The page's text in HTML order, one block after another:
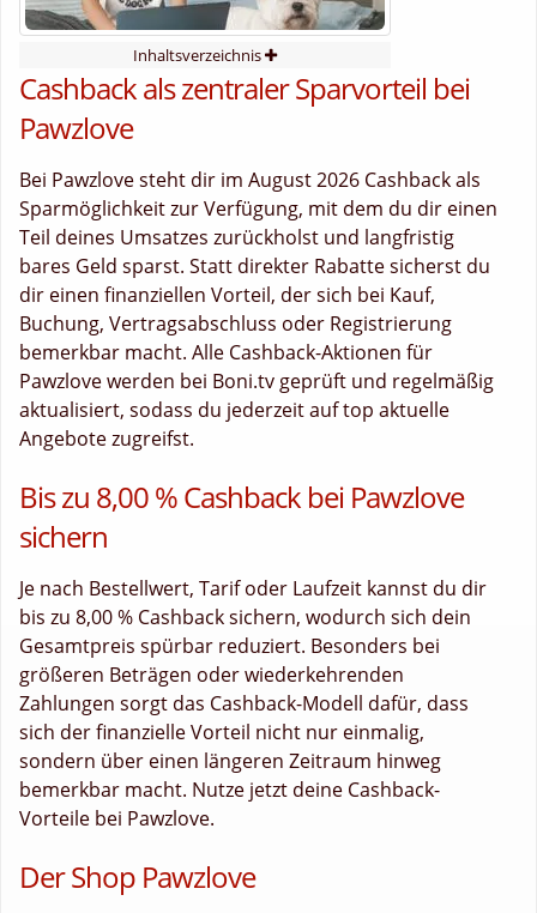
Inhaltsverzeichnis
Cashback als zentraler Sparvorteil bei
Pawzlove
Bei Pawzlove steht dir im August 2026 Cashback als
Sparmöglichkeit zur Verfügung, mit dem du dir einen
Teil deines Umsatzes zurückholst und langfristig
bares Geld sparst. Statt direkter Rabatte sicherst du
dir einen finanziellen Vorteil, der sich bei Kauf,
Buchung, Vertragsabschluss oder Registrierung
bemerkbar macht. Alle Cashback-Aktionen für
Pawzlove werden bei Boni.tv geprüft und regelmäßig
aktualisiert, sodass du jederzeit auf top aktuelle
Angebote zugreifst.
Bis zu 8,00 % Cashback bei Pawzlove
sichern
Je nach Bestellwert, Tarif oder Laufzeit kannst du dir
bis zu 8,00 % Cashback sichern, wodurch sich dein
Gesamtpreis spürbar reduziert. Besonders bei
größeren Beträgen oder wiederkehrenden
Zahlungen sorgt das Cashback-Modell dafür, dass
sich der finanzielle Vorteil nicht nur einmalig,
sondern über einen längeren Zeitraum hinweg
bemerkbar macht. Nutze jetzt deine Cashback-
Vorteile bei Pawzlove.
Der Shop Pawzlove